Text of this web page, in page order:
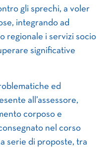
gli sprechi, a voler
integrando ad
regionale i servizi socio
significative
ed
all’assessore,
corposo e
nel corso
serie di proposte, tra